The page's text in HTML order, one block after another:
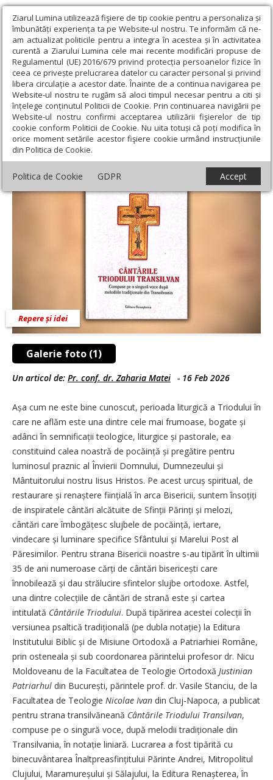
Ziarul Lumina utilizează fişiere de tip cookie pentru a personaliza și
îmbunătăți experiența ta pe Website-ul nostru. Te informăm că ne-
am actualizat politicile pentru a integra în acestea și în activitatea
curentă a Ziarului Lumina cele mai recente modificări propuse de
Regulamentul (UE) 2016/679 privind protecția persoanelor fizice în
ceea ce privește prelucrarea datelor cu caracter personal și privind
libera circulație a acestor date. Înainte de a continua navigarea pe
Website-ul nostru te rugăm să aloci timpul necesar pentru a citi și
înțelege conținutul Politicii de Cookie. Prin continuarea navigării pe
Website-ul nostru confirmi acceptarea utilizării fişierelor de tip
cookie conform Politicii de Cookie. Nu uita totuși că poți modifica în
orice moment setările acestor fişiere cookie urmând instrucțiunile
din Politica de Cookie.
Politica de Cookie GDPR Accept
Ziarul Lumina › Opinii › Repere și idei › Cântările Triodului
Transilvan
Cântările Triodului Transilvan
Galerie foto (1)
Repere și idei
Un articol de: Pr. conf. dr. Zaharia Matei - 16 Feb 2026
Așa cum ne este bine cunoscut, perioada liturgică a Triodului în
care ne aflăm este una dintre cele mai frumoase, bogate și
adânci în semnificații teologice, liturgice și pastorale, ea
constituind calea noastră de pocăință și pregătire pentru
luminosul praznic al Învierii Domnului, Dumnezeului și
Mântuitorului nostru Iisus Hristos. Pe acest urcuș spiritual, de
restaurare și renaștere ființială în arca Bisericii, suntem însoțiți
de inspiratele cântări alcătuite de Sfinții Părinți și melozi,
cântări care îmbogățesc slujbele de pocăință, iertare,
vindecare și luminare specifice Sfântului și Marelui Post al
Păresimilor. Pentru strana Bisericii noastre s-au tipărit în ultimii
35 de ani numeroase cărți de cântări bisericești care
înnobilează și dau strălucire sfintelor slujbe ortodoxe. Astfel,
una dintre colecțiile de cântări de strană este și cartea
intitulată Cântările Triodului. După tipărirea acestei colecții în
versiunea psaltică tradițională (pe dubla notație) la Editura
Institutului Biblic și de Misiune Ortodoxă a Patriar­hiei Române,
prin osteneala și sub coordonarea părintelui profesor dr. Nicu
Moldoveanu de la Facultatea de Teologie Ortodoxă Justinian
Patriarhul din București, părintele prof. dr. Vasile Stanciu, de la
Facultatea de Teologie Nicolae Ivan din Cluj-Napoca, a publicat
pentru strana transilvăneană Cântările Triodului Transilvan,
compuse pe o singură voce, după melodii tradiționale din
Transilvania, în notație liniară. Lucrarea a fost tipărită cu
binecuvântarea Înaltpreasfințitului Părinte Andrei, Mitropolitul
Clujului, Maramureșului și Sălajului, la Editura Renașterea, în